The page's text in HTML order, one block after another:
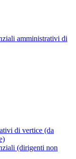
amministrativi di
di vertice (da
(dirigenti non